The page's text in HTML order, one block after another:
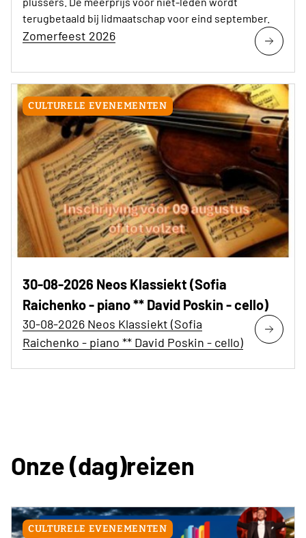
terugbetaald bij lidmaatschap voor eind september.
Zomerfeest 2026
CULTURELE EVENEMENTEN
30-08-2026 Neos Klassiekt (Sofia
Raichenko - piano ** David Poskin - cello)
30-08-2026 Neos Klassiekt (Sofia
Raichenko - piano ** David Poskin - cello)
Onze (dag)reizen
CULTURELE EVENEMENTEN